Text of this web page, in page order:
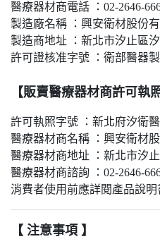
醫療器材商電話 ：02-2646-
製造廠名稱 ：興安衛材股份
製造商地址 ：新北市汐止區
許可證核准字號 ：衛部醫器
【販賣醫療器材商許可執照
許可執照字號 ：新北府汐衛
醫療器材商名稱 ：興安衛材
醫療器材商地址 ：新北市汐
醫療器材商諮詢 ：02-2646-
消費者使用前應詳閱產品說明
【 注意事項 】